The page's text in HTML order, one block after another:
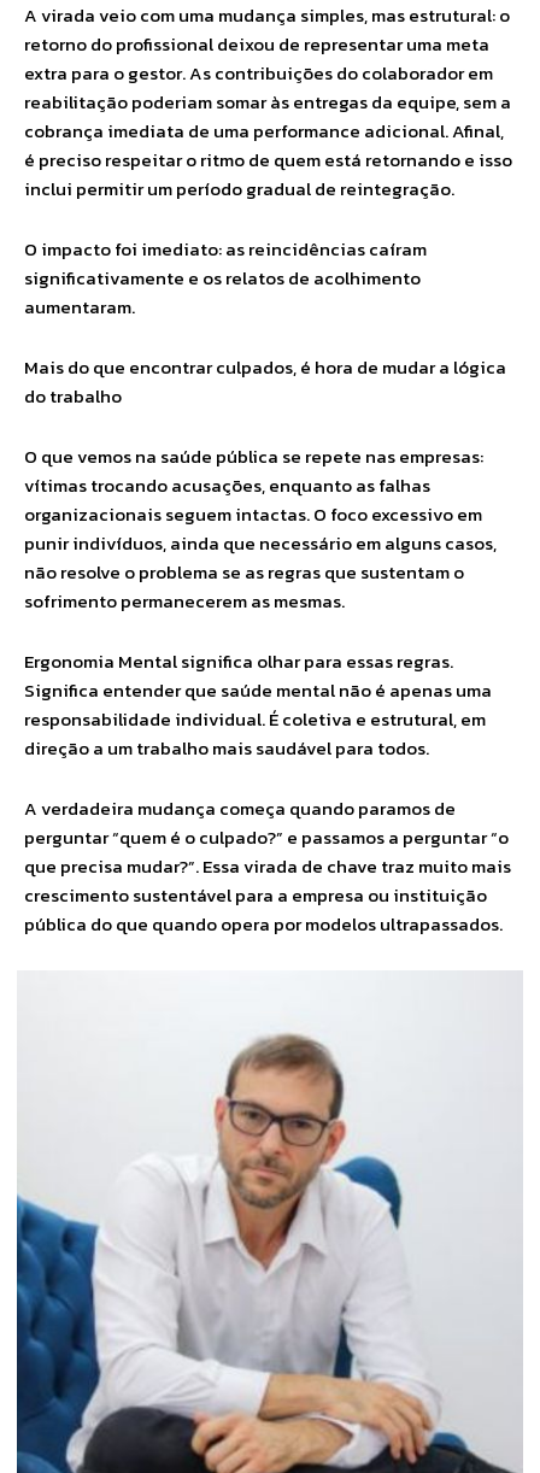
A virada veio com uma mudança simples, mas estrutural: o
retorno do profissional deixou de representar uma meta
extra para o gestor. As contribuições do colaborador em
reabilitação poderiam somar às entregas da equipe, sem a
cobrança imediata de uma performance adicional. Afinal,
é preciso respeitar o ritmo de quem está retornando e isso
inclui permitir um período gradual de reintegração.
O impacto foi imediato: as reincidências caíram
significativamente e os relatos de acolhimento
aumentaram.
Mais do que encontrar culpados, é hora de mudar a lógica
do trabalho
O que vemos na saúde pública se repete nas empresas:
vítimas trocando acusações, enquanto as falhas
organizacionais seguem intactas. O foco excessivo em
punir indivíduos, ainda que necessário em alguns casos,
não resolve o problema se as regras que sustentam o
sofrimento permanecerem as mesmas.
Ergonomia Mental significa olhar para essas regras.
Significa entender que saúde mental não é apenas uma
responsabilidade individual. É coletiva e estrutural, em
direção a um trabalho mais saudável para todos.
A verdadeira mudança começa quando paramos de
perguntar “quem é o culpado?” e passamos a perguntar “o
que precisa mudar?”. Essa virada de chave traz muito mais
crescimento sustentável para a empresa ou instituição
pública do que quando opera por modelos ultrapassados.